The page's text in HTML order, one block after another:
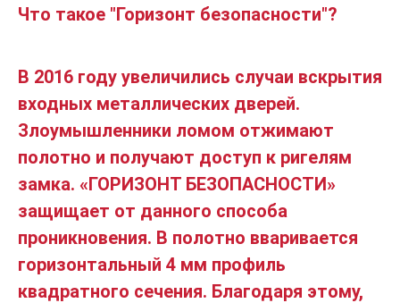
Что такое "Горизонт безопасности"?
В 2016 году увеличились случаи вскрытия
входных металлических дверей.
Злоумышленники ломом отжимают
полотно и получают доступ к ригелям
замка. «ГОРИЗОНТ БЕЗОПАСНОСТИ»
защищает от данного способа
проникновения. В полотно вваривается
горизонтальный 4 мм профиль
квадратного сечения. Благодаря этому,